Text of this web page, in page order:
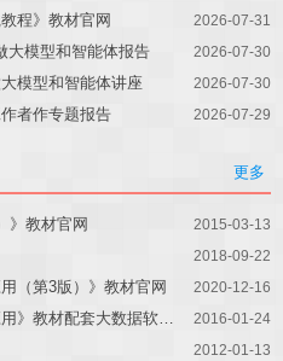
程》教材官网 2026-07-31
大模型和智能体报告 2026-07-30
模型和智能体讲座 2026-07-30
者作专题报告 2026-07-29
更多
》教材官网 2015-03-13
2018-09-22
（第3版）》教材官网 2020-12-16
林子雨编著《大数据技术原理与应用》教材配套大数据软件安装和编程实践指南 2016-01-24
2012-01-13